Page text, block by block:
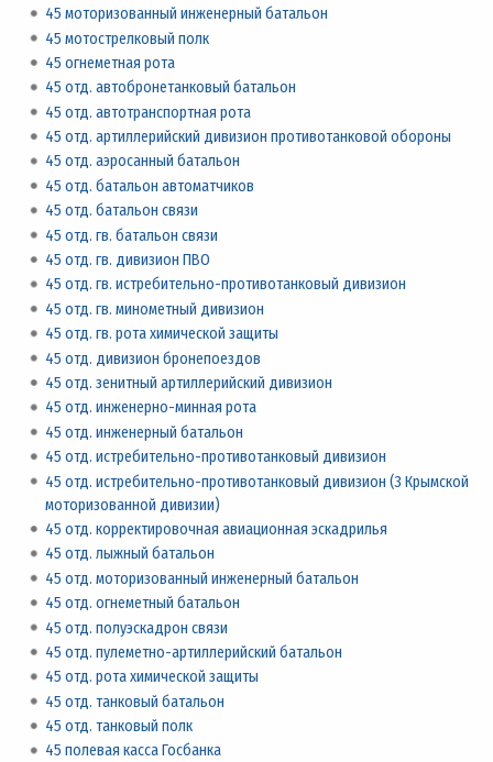
45 моторизованный инженерный батальон
45 мотострелковый полк
45 огнеметная рота
45 отд. автобронетанковый батальон
45 отд. автотранспортная рота
45 отд. артиллерийский дивизион противотанковой обороны
45 отд. аэросанный батальон
45 отд. батальон автоматчиков
45 отд. батальон связи
45 отд. гв. батальон связи
45 отд. гв. дивизион ПВО
45 отд. гв. истребительно-противотанковый дивизион
45 отд. гв. минометный дивизион
45 отд. гв. рота химической защиты
45 отд. дивизион бронепоездов
45 отд. зенитный артиллерийский дивизион
45 отд. инженерно-минная рота
45 отд. инженерный батальон
45 отд. истребительно-противотанковый дивизион
45 отд. истребительно-противотанковый дивизион (3 Крымской
моторизованной дивизии)
45 отд. корректировочная авиационная эскадрилья
45 отд. лыжный батальон
45 отд. моторизованный инженерный батальон
45 отд. огнеметный батальон
45 отд. полуэскадрон связи
45 отд. пулеметно-артиллерийский батальон
45 отд. рота химической защиты
45 отд. танковый батальон
45 отд. танковый полк
45 полевая касса Госбанка